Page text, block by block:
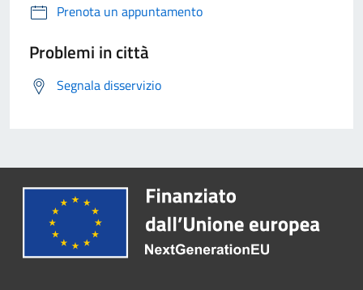
Prenota un appuntamento
Problemi in città
Segnala disservizio